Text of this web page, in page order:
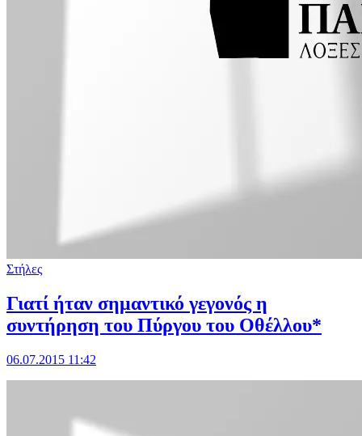
Στήλες
Γιατί ήταν σημαντικό γεγονός η
συντήρηση του Πύργου του Οθέλλου*
06.07.2015 11:42